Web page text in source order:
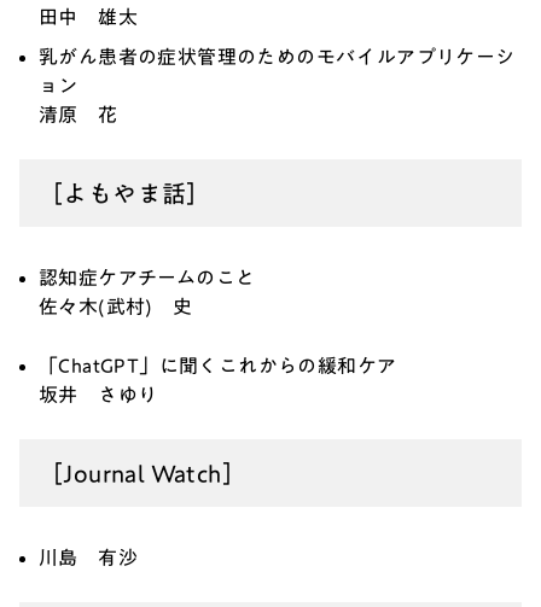
田中 雄太
乳がん患者の症状管理のためのモバイルアプリケーシ
ョン
清原 花
［よもやま話］
認知症ケアチームのこと
佐々木(武村) 史
「ChatGPT」に聞くこれからの緩和ケア
坂井 さゆり
［Journal Watch］
川島 有沙